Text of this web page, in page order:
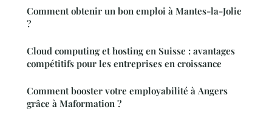
Comment obtenir un bon emploi à Mantes-la-Jolie
?
Cloud computing et hosting en Suisse : avantages
compétitifs pour les entreprises en croissance
Comment booster votre employabilité à Angers
grâce à Maformation ?